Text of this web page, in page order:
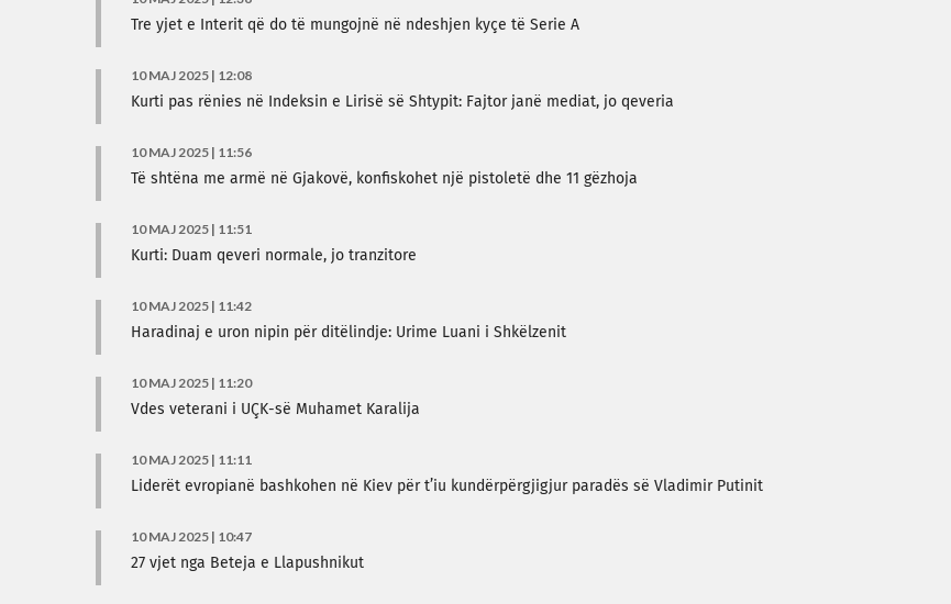
Tre yjet e Interit që do të mungojnë në ndeshjen kyçe të Serie A
10 MAJ 2025 | 12:08
Kurti pas rënies në Indeksin e Lirisë së Shtypit: Fajtor janë mediat, jo qeveria
10 MAJ 2025 | 11:56
Të shtëna me armë në Gjakovë, konfiskohet një pistoletë dhe 11 gëzhoja
10 MAJ 2025 | 11:51
Kurti: Duam qeveri normale, jo tranzitore
10 MAJ 2025 | 11:42
Haradinaj e uron nipin për ditëlindje: Urime Luani i Shkëlzenit
10 MAJ 2025 | 11:20
Vdes veterani i UÇK-së Muhamet Karalija
10 MAJ 2025 | 11:11
Liderët evropianë bashkohen në Kiev për t’iu kundërpërgjigjur paradës së Vladimir Putinit
10 MAJ 2025 | 10:47
​27 vjet nga Beteja e Llapushnikut